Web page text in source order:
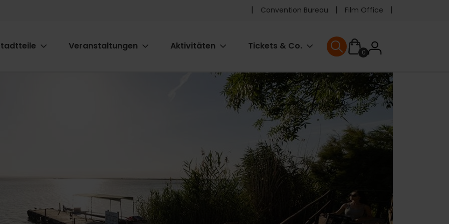
Pre
header
Convention Bureau Film Office
Veranstaltungen Aktivitäten Tickets & Co.
0User
menu
User menu